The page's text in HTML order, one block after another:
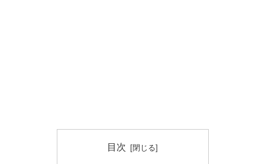
目次